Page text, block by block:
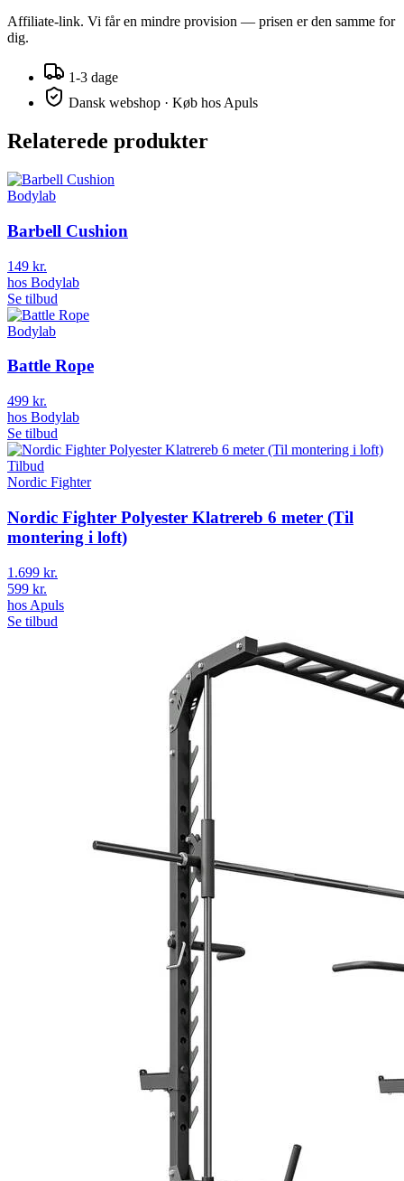
Affiliate-link. Vi får en mindre provision — prisen er den samme for
dig.
1-3 dage
Dansk webshop · Køb hosApuls
Relaterede produkter
Bodylab
Barbell Cushion
149 kr.
hos Bodylab
Se tilbud
Bodylab
Battle Rope
499 kr.
hos Bodylab
Se tilbud
Tilbud
Nordic Fighter
Nordic Fighter Polyester Klatrereb 6 meter (Til
montering i loft)
1.699 kr.
599 kr.
hos Apuls
Se tilbud